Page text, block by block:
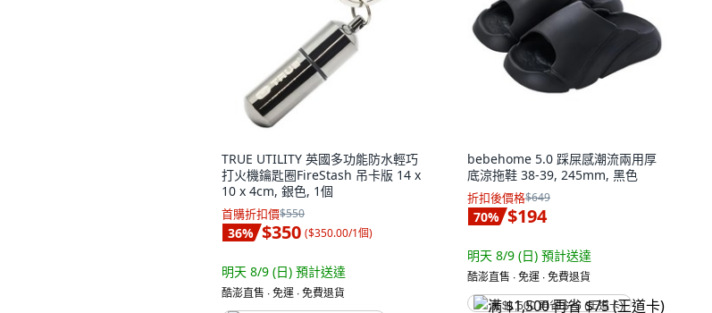
TRUE UTILITY 英國多功能防水輕巧
打火機鑰匙圈FireStash 吊卡版 14 x
10 x 4cm, 銀色, 1個
首購折扣價$550
36% $350 ($350.00/1個)
明天 8/9 (日) 預計送達
酷澎直售 ∙ 免運 ∙ 免費退貨
bebehome 5.0 踩屎感潮流兩用厚
底涼拖鞋 38-39, 245mm, 黑色
折扣後價格$649
70% $194
明天 8/9 (日) 預計送達
酷澎直售 ∙ 免運 ∙ 免費退貨
满 $1,500 再省 $75 (王道卡)